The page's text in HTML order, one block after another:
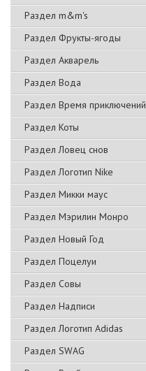
Раздел m&m's
Раздел Фрукты-ягоды
Раздел Акварель
Раздел Вода
Раздел Время приключений
Раздел Коты
Раздел Ловец снов
Раздел Логотип Nike
Раздел Микки маус
Раздел Мэрилин Монро
Раздел Новый Год
Раздел Поцелуи
Раздел Совы
Раздел Надписи
Раздел Логотип Adidas
Раздел SWAG